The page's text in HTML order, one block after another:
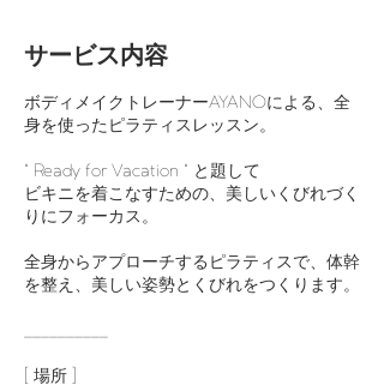
サービス内容
ボディメイクトレーナーAYANOによる、全
身を使ったピラティスレッスン。
" Ready for Vacation " と題して
ビキニを着こなすための、美しいくびれづく
りにフォーカス。
全身からアプローチするピラティスで、体幹
を整え、美しい姿勢とくびれをつくります。
[ 場所 ]